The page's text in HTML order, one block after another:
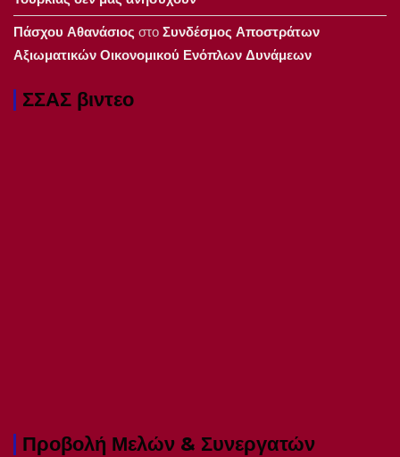
Πάσχου Αθανάσιος στοΣυνδέσμος Αποστράτων
Αξιωματικών Οικονομικού Ενόπλων Δυνάμεων
ΣΣΑΣ βιντεο
Προβολή Μελών & Συνεργατών